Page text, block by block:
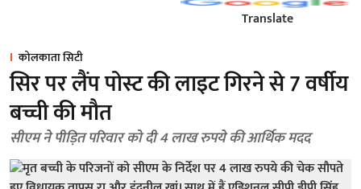
Translate
कोलकाता सिटी
सिर पर लैंप पोस्ट की लाइट गिरने से 7 वर्षीय
बच्ची की मौत
सीएम ने पीड़ित परिवार को दी 4 लाख रुपये की आर्थिक मदद